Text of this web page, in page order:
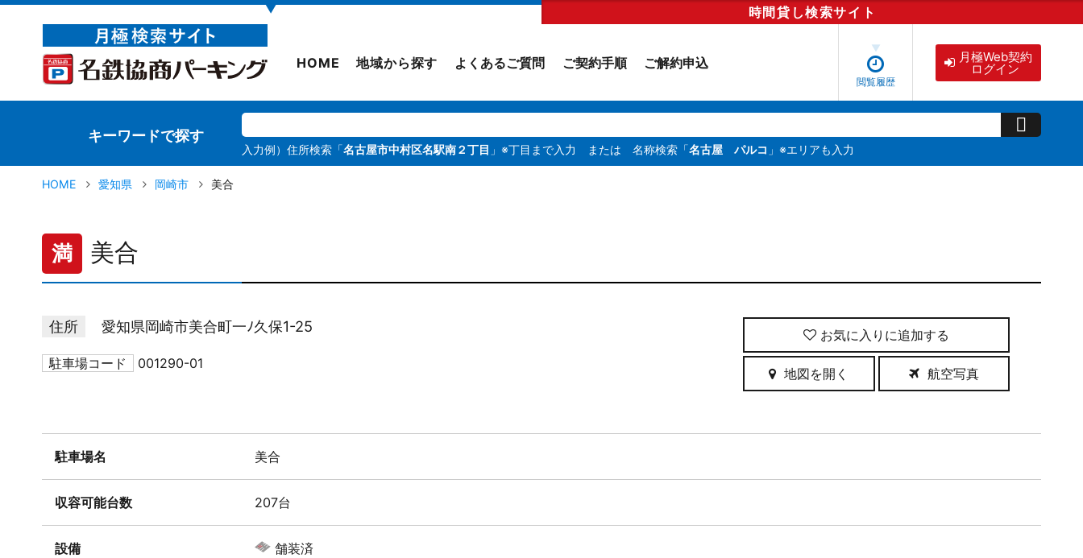
▼ 時間貸し検索サイト
HOME 地域から探す よくあるご質問 ご契約手順 ご解約申込
閲覧履歴
月極Web契約
ログイン
キーワードで探す
入力例）住所検索「名古屋市中村区名駅南２丁目 」※丁目まで入力 または 名称検索「名古屋 パルコ 」※エリアも入力
HOME 愛知県 岡崎市 美合
満 美合
住所 愛知県岡崎市美合町一ﾉ久保1-25
駐車場コード 001290-01
お気に入りに追加
地図を開く 航空写真
駐車場名 美合
収容可能台数 207台
設備 舗装済